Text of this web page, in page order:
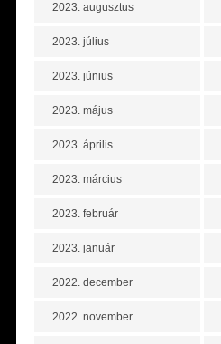
2023. augusztus
2023. július
2023. június
2023. május
2023. április
2023. március
2023. február
2023. január
2022. december
2022. november